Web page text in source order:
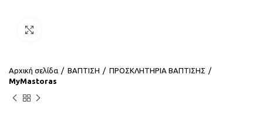
Αρχική σελίδα ΒΑΠΤΙΣΗ
ΠΡΟΣΚΛΗΤΗΡΙΑ ΒΑΠΤΙΣΗΣ
MyMastoras